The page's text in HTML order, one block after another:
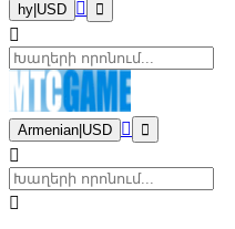
hy USD
Armenian USD